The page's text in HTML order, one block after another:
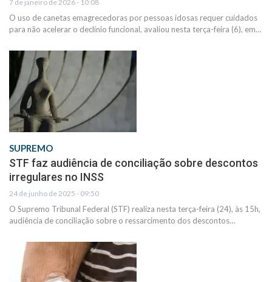
7 de janeiro de 2026 - 10:08
O uso de canetas emagrecedoras por pessoas idosas requer cuidados
para não acelerar o declínio funcional, avaliou nesta terça-feira (6), em…
SUPREMO
STF faz audiência de conciliação sobre descontos
irregulares no INSS
24 de junho de 2025 - 09:50
O Supremo Tribunal Federal (STF) realiza nesta terça-feira (24), às 15h,
audiência de conciliação sobre o ressarcimento dos descontos…